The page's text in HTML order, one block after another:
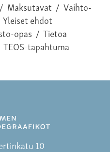
/ Maksutavat / Vaihto-
Yleiset ehdot
opas / Tietoa
TEOS-tapahtuma
10